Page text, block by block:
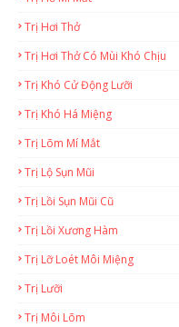
Trị Hơi Thở
Trị Hơi Thở Có Mùi Khó Chịu
Trị Khó Cử Động Lưỡi
Trị Khó Há Miệng
Trị Lõm Mí Mắt
Trị Lộ Sụn Mũi
Trị Lồi Sụn Mũi Cũ
Trị Lồi Xương Hàm
Trị Lỡ Loét Môi Miệng
Trị Lưỡi
Trị Môi Lõm